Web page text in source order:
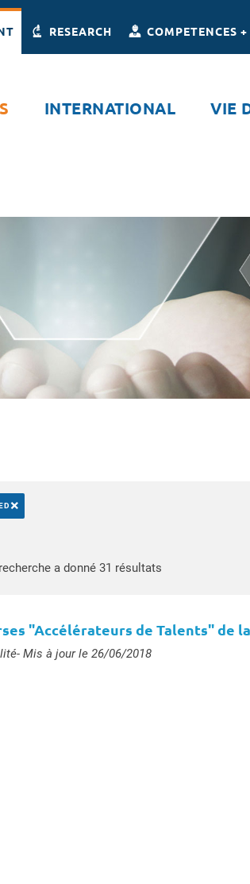
RESEARCH COMPETENCES +
INTERNATIONAL VIE
×
a donné 31 résultats
"Accélérateurs de Talents" de
- Mis à jour le 26/06/2018